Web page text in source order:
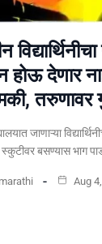
होऊ देणार
तरुणावर
जाणाऱ्या
बसण्यास भाग
Aug